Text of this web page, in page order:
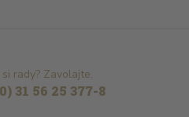
rady? Zavolajte.
31 56 25 377-8